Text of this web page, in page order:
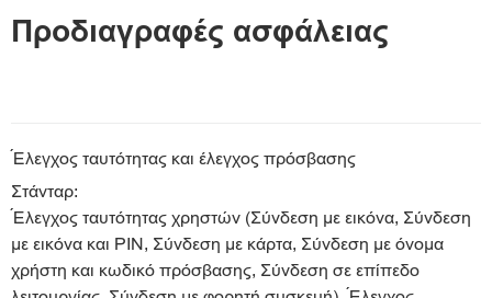
Προδιαγραφές ασφάλειας
Έλεγχος ταυτότητας και έλεγχος πρόσβασης
Στάνταρ:
Έλεγχος ταυτότητας χρηστών (Σύνδεση με εικόνα, Σύνδεση
με εικόνα και PIN, Σύνδεση με κάρτα, Σύνδεση με όνομα
χρήστη και κωδικό πρόσβασης, Σύνδεση σε επίπεδο